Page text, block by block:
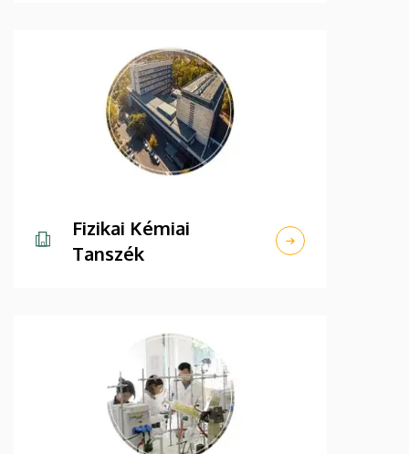
Fizikai Kémiai
Tanszék